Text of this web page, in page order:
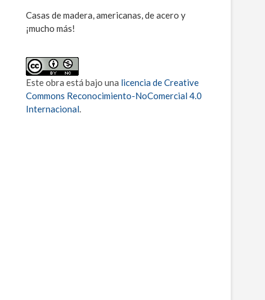
Casas de madera, americanas, de acero y
¡mucho más!
Este obra está bajo una licencia de Creative
Commons Reconocimiento-NoComercial 4.0
Internacional.